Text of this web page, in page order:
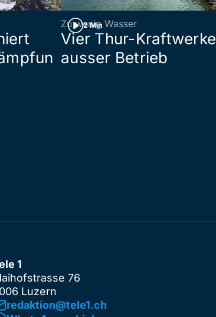
2 Min
Zu wenig Wasser
Vier Thur-Kraftwerke
ausser Betrieb
1
76
Luzern
redaktion@tele1.ch